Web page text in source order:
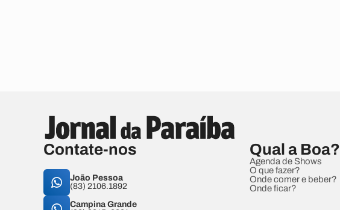
Contate-nos
João Pessoa
(83) 2106.1892
Campina Grande
Qual a Boa?
Agenda de Shows
O que fazer?
Onde comer e beber?
Onde ficar?